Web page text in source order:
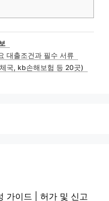
대출조건과 필수 서류
국, kb손해보험 등 20곳)
가이드 | 허가 및 신고